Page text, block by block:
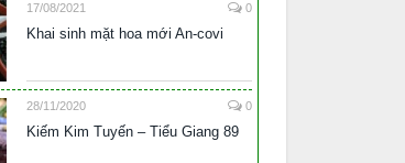
17/08/2021 0
Khai sinh mặt hoa mới An-covi
28/11/2020 0
Kiếm Kim Tuyến – Tiểu Giang 89